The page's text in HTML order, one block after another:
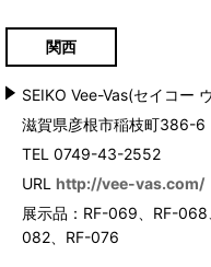
関西
SEIKO Vee-Vas(セイコー
滋賀県彦根市稲枝町386-6
TEL 0749-43-2552
URL http://vee-vas.com/
展示品：RF-069、RF-
082、RF-076